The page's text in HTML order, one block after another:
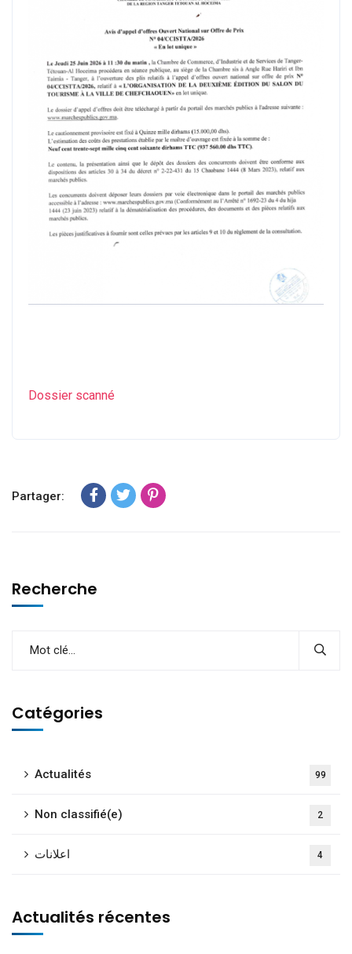
Dossier scanné
Partager:
Recherche
Catégories
Actualités 99
Non classifié(e) 2
اعلانات 4
Actualités récentes